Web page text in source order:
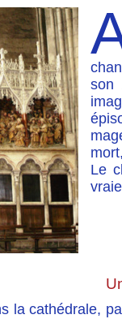
son
Le
la cathédrale,